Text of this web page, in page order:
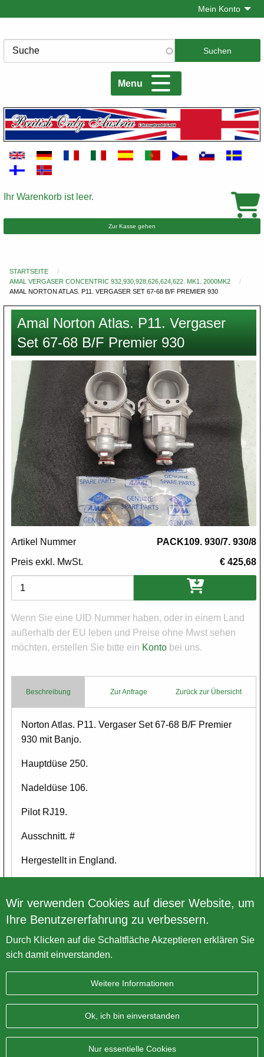
zum
Mein Konto
Suche
Menu
Warenkorb
Ihr Warenkorb ist leer.
Zur Kasse gehen
Du
bist
hier
STARTSEITE
AMAL VERGASER CONCENTRIC 932,930,928,626,624,622. MK1. 2000MK2
AMAL NORTON ATLAS. P11. VERGASER SET 67-68 B/F PREMIER 930
Amal Norton Atlas. P11. Vergaser
Set 67-68 B/F Premier 930
Images
Artikel Nummer
PACK109. 930/7. 930/8
Preis exkl. MwSt.
€ 425,68
Varianten
Wenn Sie eine UID Nummer haben, oder in einem Land
außerhalb der EU leben und Preise ohne Mwst sehen
möchten, erstellen Sie bitte ein Konto bei uns.
Beschreibung Zurück zur Übersicht
Zur Anfrage
Body
Norton Atlas. P11. Vergaser Set 67-68 B/F Premier
930 mit Banjo.
Hauptdüse 250.
Nadeldüse 106.
Pilot RJ19.
Ausschnitt. #
Hergestellt in England.
Zurück zur Übersicht
Impressum Datenschutz Sitemap AGB
BRITISH Only Austria Fahrzeughandel GmbH| A-4643
Pettenbach | Pühret 1
+43 7586 744 610| E-Mail:office@vintage-
Wir verwenden Cookies auf dieser Website, um
Ihre Benutzererfahrung zu verbessern.
Durch Klicken auf die Schaltfläche Akzeptieren erklären Sie
sich damit einverstanden.
Weitere Informationen
Ok, ich bin einverstanden
Nur essentielle Cookies